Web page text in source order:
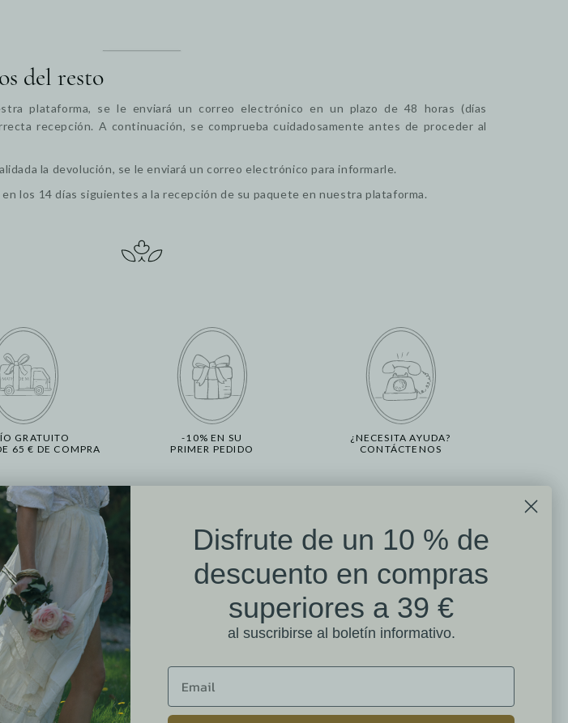
del resto
plataforma, se le enviará un correo electrónico en un plazo de 48 horas (días
recepción. A continuación, se comprueba cuidadosamente antes de proceder al
la devolución, se le enviará un correo electrónico para informarle.
en los 14 días siguientes a la recepción de su paquete en nuestra plataforma.
GRATUITO
65 € DE COMPRA
-10% EN SU
PRIMER PEDIDO
¿NECESITA AYUDA?
CONTÁCTENOS
Más información
Nuestros puntos de venta
Contactarnos
Devoluciones
FAQ
CGV
Cookies
Política de privacidad
Avisos legales
Reseñas de clientes
Mathilde M.
4.6 /5
384 reseñas
Profitez de 10% de remise
dès 39 € d'achat
en vous inscrivant à la newsletter
Disfrute de un 10 % de
descuento en compras
superiores a 39 €
al suscribirse al boletín informativo.